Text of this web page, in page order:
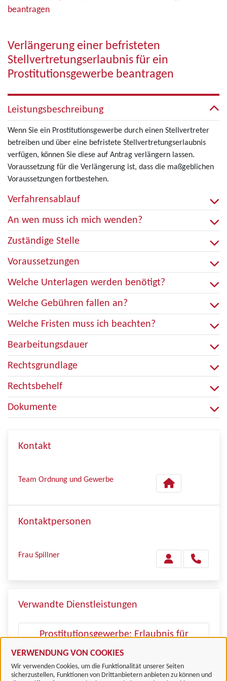
VERWENDUNG VON COOKIES
Wir verwenden Cookies, um die Funktionalität unserer Seiten
sicherzustellen, Funktionen von Drittanbietern anbieten zu können und
beantragen
Verlängerung einer befristeten
Stellvertretungserlaubnis für ein
Prostitutionsgewerbe beantragen
Leistungsbeschreibung
Wenn Sie ein Prostitutionsgewerbe durch einen Stellvertreter
betreiben und über eine befristete Stellvertretungserlaubnis
verfügen, können Sie diese auf Antrag verlängern lassen.
Voraussetzung für die Verlängerung ist, dass die maßgeblichen
Voraussetzungen fortbestehen.
Verfahrensablauf
An wen muss ich mich wenden?
Zuständige Stelle
Voraussetzungen
Welche Unterlagen werden benötigt?
Welche Gebühren fallen an?
Welche Fristen muss ich beachten?
Bearbeitungsdauer
Rechtsgrundlage
Rechtsbehelf
Dokumente
Kontakt
Team Ordnung und Gewerbe
Kontaktpersonen
Frau Spillner
Verwandte Dienstleistungen
Prostitutionsgewerbe: Erlaubnis für
eine Stellvertretungserlaubnis